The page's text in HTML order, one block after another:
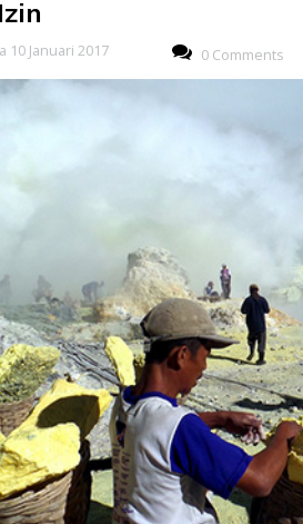
10 Januari 2017 0 Comments